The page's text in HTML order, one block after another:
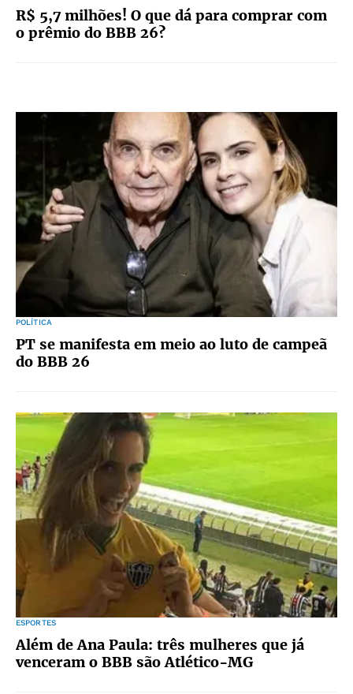
R$ 5,7 milhões! O que dá para comprar com
o prêmio do BBB 26?
POLÍTICA
PT se manifesta em meio ao luto de campeã
do BBB 26
ESPORTES
Além de Ana Paula: três mulheres que já
venceram o BBB são Atlético-MG